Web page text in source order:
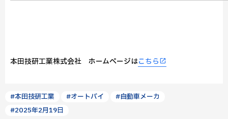
本田技研工業株式会社 ホームページはこちら
#本田技研工業 #オートバイ
#自動車メーカ
#2025年2月19日